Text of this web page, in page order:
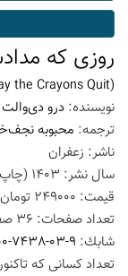
روزی که
(The Day the Crayons Quit)
نویسنده: درو دی‌والت
ترجمه: محبوبه
ناشر: زعفران
سال نشر: 1403 (چاپ
قیمت: 249000 تومان
تعداد صفحات: 36
شابك: 7438-03-9
تعداد كسانی كه تاكنون